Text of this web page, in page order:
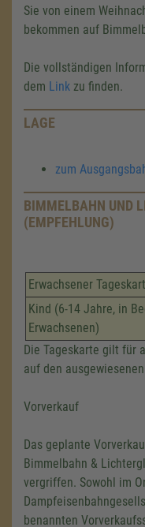
Sie von einem
bekommen auf
Die vollständigen
dem Link zu finden.
LAGE
zum
BIMMELBAHN UND
(EMPFEHLUNG)
Erwachsener
Kind (6-14 Jahre, in
Erwachsenen)
Die Tageskarte gilt für
auf den
Vorverkauf
Das geplante
Bimmelbahn &
vergriffen. Sowohl im
benannten